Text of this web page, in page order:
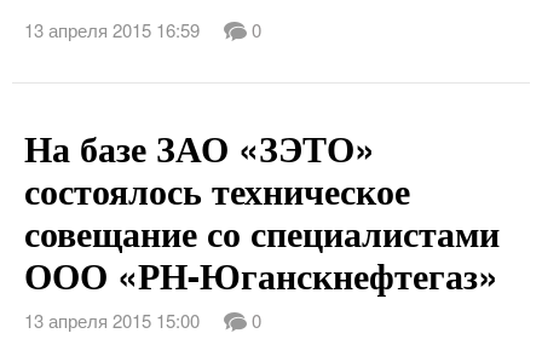
13 апреля 2015 16:59 0
На базе ЗАО «ЗЭТО»
состоялось техническое
совещание со специалистами
ООО «РН-Юганскнефтегаз»
13 апреля 2015 15:00 0